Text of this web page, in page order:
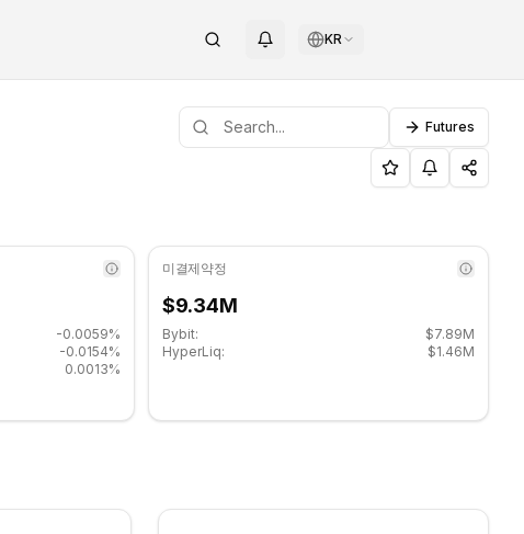
KR
니다. 주요 지지 수준: $0.040433, 저항 수준: $0.041353.
Futures
-0.0059%
-0.0154%
0.0013%
미결제약정
$9.34M
Bybit:
$7.89M
HyperLiq:
$1.46M